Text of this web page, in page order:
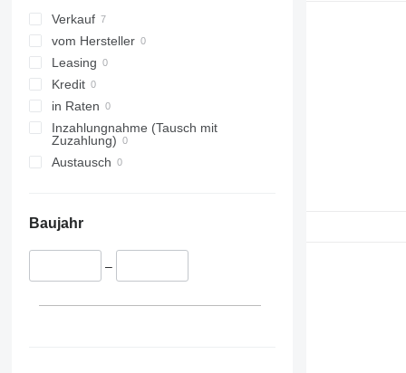
Verkauf
vom Hersteller
Leasing
Kredit
in Raten
Inzahlungnahme (Tausch mit
Zuzahlung)
Austausch
Baujahr
–